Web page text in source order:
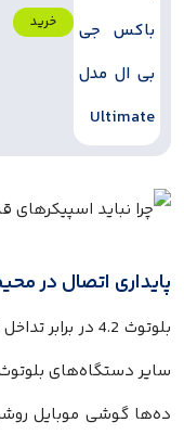
خرید
پایداری اتصال در
سایر دستگاه‌های